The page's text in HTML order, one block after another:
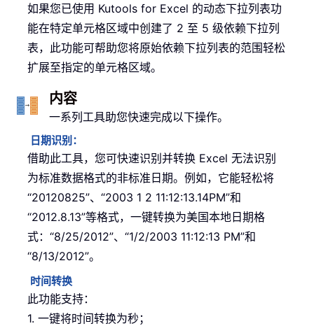
如果您已使用 Kutools for Excel 的动态下拉列表功
能在特定单元格区域中创建了 2 至 5 级依赖下拉列
表，此功能可帮助您将原始依赖下拉列表的范围轻松
扩展至指定的单元格区域。
内容
一系列工具助您快速完成以下操作。
日期识别：
借助此工具，您可快速识别并转换 Excel 无法识别
为标准数据格式的非标准日期。例如，它能轻松将
“20120825”、“2003 1 2 11:12:13.14PM”和
“2012.8.13”等格式，一键转换为美国本地日期格
式：“8/25/2012”、“1/2/2003 11:12:13 PM”和
“8/13/2012”。
时间转换
此功能支持：
1. 一键将时间转换为秒；